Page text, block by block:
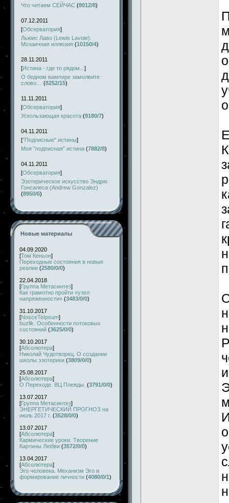
Что читаем СЕЙЧАС (8012/8)
07.12.2011
[Обсерватория]
Льюис Лаво (Lewis Lavoie).
Мозаичная иллюзия (10150/4)
28.11.2011
[Истина - где то рядом... ]
О бедном вампире замолвите
слово…
(8252/15)
11.11.2011
[Обсерватория]
Ускользающая красота (9180/7)
04.11.2011
["Подписные" истины]
Моя "подписная" истина (7882/8)
04.11.2011
[Обсерватория]
Эзотерическое искусство Эндрю
Гонсалеса (Andrew Gonzalez)
(8950/6)
Новые материалы
04.09.2020
[Том Кеньон]
Переходные состояния в новые
реалии (2580/0/0)
22.04.2018
[Группа Метасинтез]
Как грамотно пройти «узел
напряженности» (3483/0/0)
31.10.2017
[NosceTeIpsum]
buzlik. Особенности потоковых
состояний (3625/0/0)
30.10.2017
[Абсолютера]
Николай Чудотворец. О создании
школы эзотерики (3809/0/0)
25.08.2017
[Абсолютера]
О Переходе. ВЦ Плеяды. (3791/0/0)
13.07.2017
[Группа Метасинтез]
ЭНЕРГЕТИЧЕСКИЙ ПРОГНОЗ на
июль 2017 г. (3528/0/0)
13.07.2017
[Абсолютера]
Кармические уроки. Творение
Картины Любви (3572/0/0)
13.04.2017
[Абсолютера]
Эго человека. Механизм Эго и
формирование личности (4080/0/1)